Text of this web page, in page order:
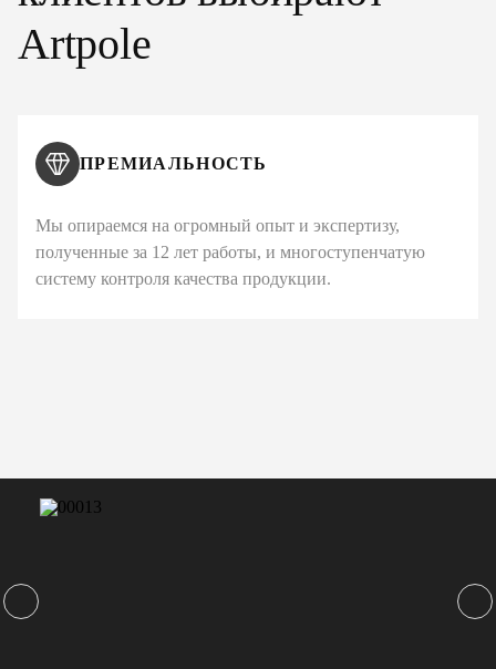
Artpole
ПРЕМИАЛЬНОСТЬ
Мы опираемся на огромный опыт и экспертизу,
полученные за 12 лет работы, и многоступенчатую
систему контроля качества продукции.